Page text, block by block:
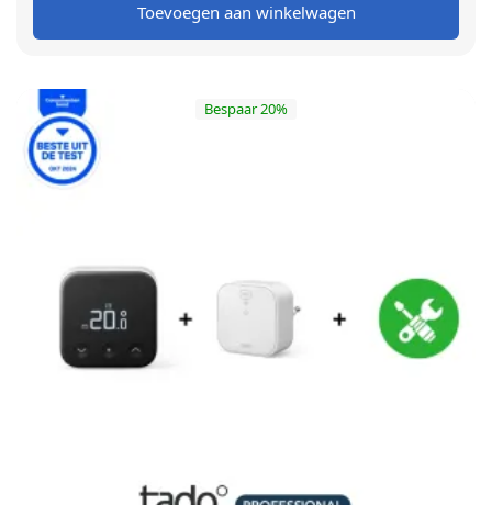
€ 198,00.
€ 139,00.
Toevoegen aan winkelwagen
Bespaar 20%